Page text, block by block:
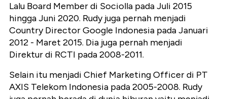
Lalu Board Member di Sociolla pada Juli 2015
hingga Juni 2020. Rudy juga pernah menjadi
Country Director Google Indonesia pada Januari
2012 - Maret 2015. Dia juga pernah menjadi
Direktur di RCTI pada 2008-2011.
Selain itu menjadi Chief Marketing Officer di PT
AXIS Telekom Indonesia pada 2005-2008. Rudy